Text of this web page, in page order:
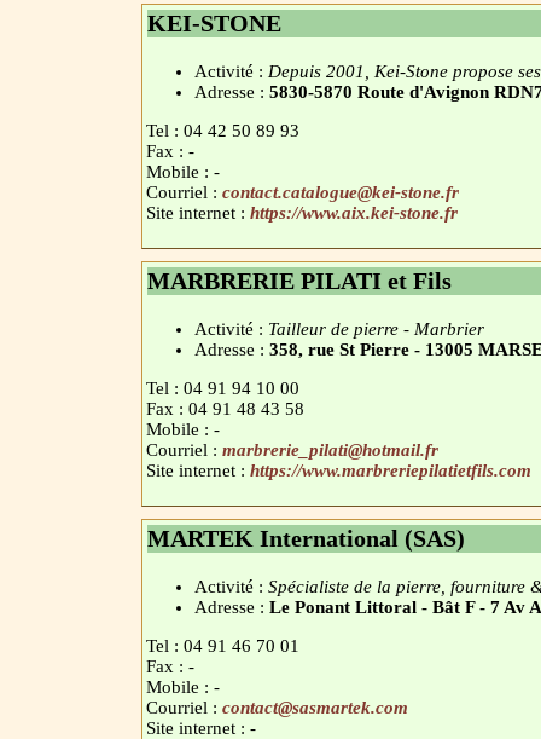
KEI-STONE
Activité : Depuis 2001, Kei-Stone propose
Adresse : 5830-5870 Route d'Avignon
Tel : 04 42 50 89 93
Fax : -
Mobile : -
Courriel : contact.catalogue@kei-stone.fr
Site internet : https://www.aix.kei-stone.fr
MARBRERIE PILATI et Fils
Activité : Tailleur de pierre - Marbrier
Adresse : 358, rue St Pierre - 13005
Tel : 04 91 94 10 00
Fax : 04 91 48 43 58
Mobile : -
Courriel : marbrerie_pilati@hotmail.fr
Site internet : https://www.marbreriepilatietfils.com
MARTEK International (SAS)
Activité : Spécialiste de la pierre, fourniture
Adresse : Le Ponant Littoral - Bât F - 7 Av
Tel : 04 91 46 70 01
Fax : -
Mobile : -
Courriel : contact@sasmartek.com
Site internet : -